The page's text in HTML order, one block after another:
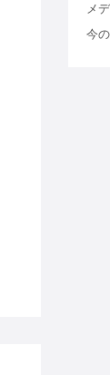
メ
今